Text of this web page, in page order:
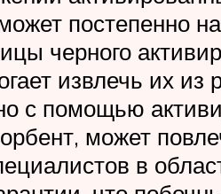
постепенно
черного
извлечь их из
с помощью
может
в